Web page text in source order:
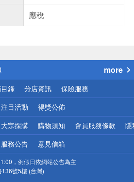
應稅
送
請小心！
more
錄 分店資訊 保險服務
注目活動 得獎公佈
大宗採購 購物須知 會員服務條款 隱
服務公告 意見信箱
，例假日依網站公告為主
號5樓 (台灣)